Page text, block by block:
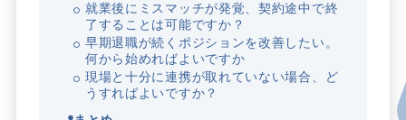
就業後にミスマッチが発覚、契約途中で終
了することは可能ですか？
早期退職が続くポジションを改善したい。
何から始めればよいですか
現場と十分に連携が取れていない場合、ど
うすればよいですか？